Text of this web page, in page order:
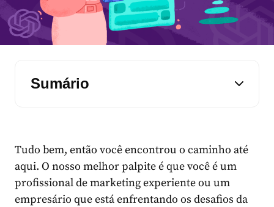
Sumário
Tudo bem, então você encontrou o caminho até
aqui. O nosso melhor palpite é que você é um
profissional de marketing experiente ou um
empresário que está enfrentando os desafios da